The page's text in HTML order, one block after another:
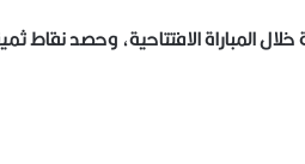
المباراة الافتتاحية، وحصد نقاط
اتحاد
خلال